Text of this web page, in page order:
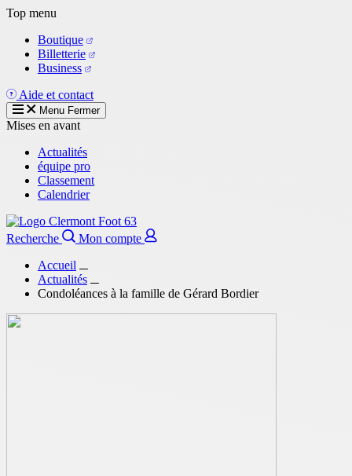
Aller
contenu
principal
Top menu
Boutique
Billetterie
Business
Aide et contact
Menu Fermer
Mises en avant
Actualités
équipe pro
Classement
Calendrier
Recherche
Mon compte
Accueil
Actualités
Condoléances à la famille de Gérard Bordier